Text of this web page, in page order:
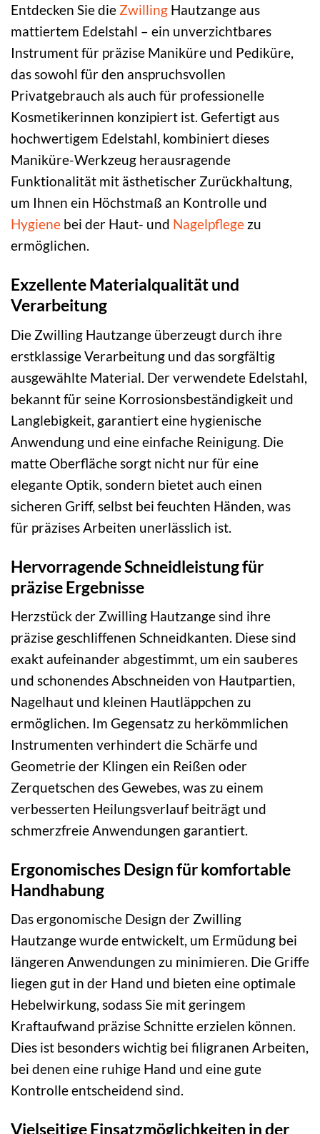
Entdecken Sie die Zwilling Hautzange aus
mattiertem Edelstahl – ein unverzichtbares
Instrument für präzise Maniküre und Pediküre,
das sowohl für den anspruchsvollen
Privatgebrauch als auch für professionelle
Kosmetikerinnen konzipiert ist. Gefertigt aus
hochwertigem Edelstahl, kombiniert dieses
Maniküre-Werkzeug herausragende
Funktionalität mit ästhetischer Zurückhaltung,
um Ihnen ein Höchstmaß an Kontrolle und
Hygiene bei der Haut- und Nagelpflege zu
ermöglichen.
Exzellente Materialqualität und
Verarbeitung
Die Zwilling Hautzange überzeugt durch ihre
erstklassige Verarbeitung und das sorgfältig
ausgewählte Material. Der verwendete Edelstahl,
bekannt für seine Korrosionsbeständigkeit und
Langlebigkeit, garantiert eine hygienische
Anwendung und eine einfache Reinigung. Die
matte Oberfläche sorgt nicht nur für eine
elegante Optik, sondern bietet auch einen
sicheren Griff, selbst bei feuchten Händen, was
für präzises Arbeiten unerlässlich ist.
Hervorragende Schneidleistung für
präzise Ergebnisse
Herzstück der Zwilling Hautzange sind ihre
präzise geschliffenen Schneidkanten. Diese sind
exakt aufeinander abgestimmt, um ein sauberes
und schonendes Abschneiden von Hautpartien,
Nagelhaut und kleinen Hautläppchen zu
ermöglichen. Im Gegensatz zu herkömmlichen
Instrumenten verhindert die Schärfe und
Geometrie der Klingen ein Reißen oder
Zerquetschen des Gewebes, was zu einem
verbesserten Heilungsverlauf beiträgt und
schmerzfreie Anwendungen garantiert.
Ergonomisches Design für komfortable
Handhabung
Das ergonomische Design der Zwilling
Hautzange wurde entwickelt, um Ermüdung bei
längeren Anwendungen zu minimieren. Die Griffe
liegen gut in der Hand und bieten eine optimale
Hebelwirkung, sodass Sie mit geringem
Kraftaufwand präzise Schnitte erzielen können.
Dies ist besonders wichtig bei filigranen Arbeiten,
bei denen eine ruhige Hand und eine gute
Kontrolle entscheidend sind.
Vielseitige Einsatzmöglichkeiten in der